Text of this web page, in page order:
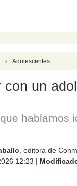
› Adolescentes
con un
hablamos
, editora de
12:23 |